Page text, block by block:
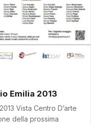
Emilia 2013
Vista Centro D’arte
della prossima